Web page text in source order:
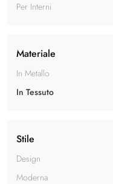
Per Interni
Materiale
In Metallo
In Tessuto
Stile
Design
Moderna